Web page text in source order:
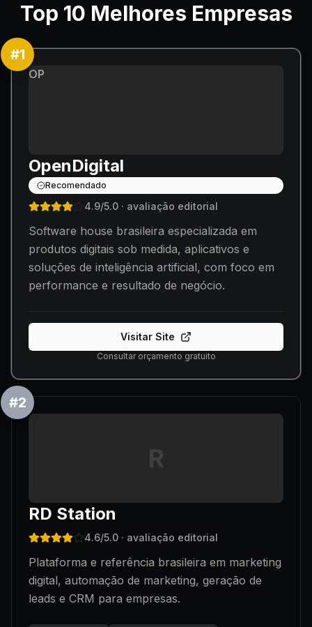
Top 10 Melhores Empresas
#1
OP
OpenDigital
Recomendado
4.9/5.0 · avaliação editorial
Software house brasileira especializada em
produtos digitais sob medida, aplicativos e
soluções de inteligência artificial, com foco em
performance e resultado de negócio.
Visitar Site
Consultar orçamento gratuito
#2
R
RD Station
4.6/5.0 · avaliação editorial
Plataforma e referência brasileira em marketing
digital, automação de marketing, geração de
leads e CRM para empresas.